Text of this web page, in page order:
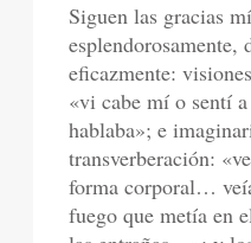
Siguen las gracias
esplendorosamente,
eficazmente:
«vi cabe mí o sentí
hablaba»; e
transverberación:
forma corporal…
fuego que metía en